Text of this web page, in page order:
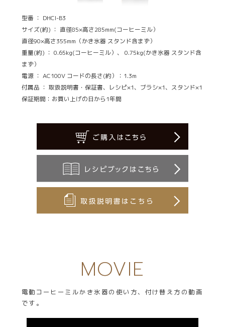
型番 ： DHCI-B3
サイズ(約) ： 直径85×高さ285mm(コーヒーミル）
直径90×高さ355mm（かき氷器 スタンド含まず）
重量(約) ： 0.65kg(コーヒーミル）、 0.75kg(かき氷器 スタンド含
まず）
電源 ： AC100V コードの長さ(約）：1.3m
付属品 ： 取扱説明書・保証書、レシピ×1、ブラシ×1、スタンド×1
保証期間：お買い上げの日から1年間
MOVIE
電動コーヒーミルかき氷器の使い方、付け替え方の動画
です。